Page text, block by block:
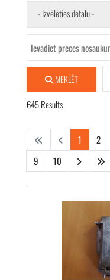
- Izvēlēties detaļu -
MEKLĒT
645Results
1 2
9
10